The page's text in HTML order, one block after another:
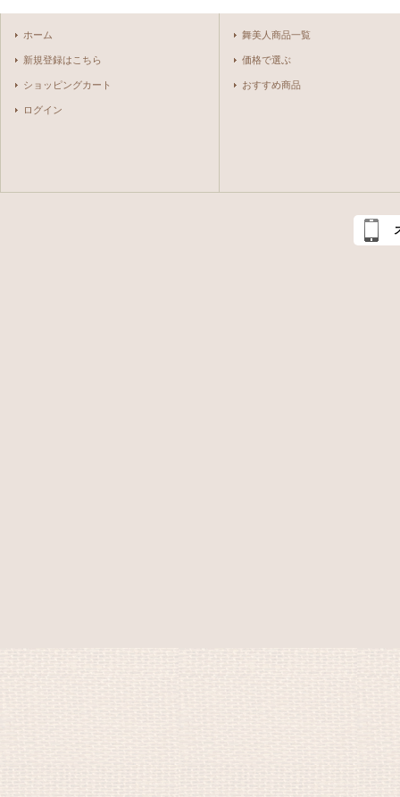
ホーム
新規登録はこちら
ショッピングカート
ログイン
舞美人商品一覧
価格で選ぶ
おすすめ商品